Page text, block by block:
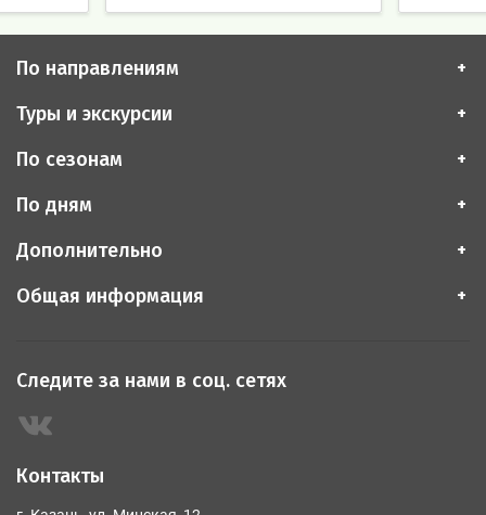
Общая информация
Туры и экскурсии
По сезонам
Дополнительно
По дням
По направлениям
Следите за нами в соц. сетях
Контакты